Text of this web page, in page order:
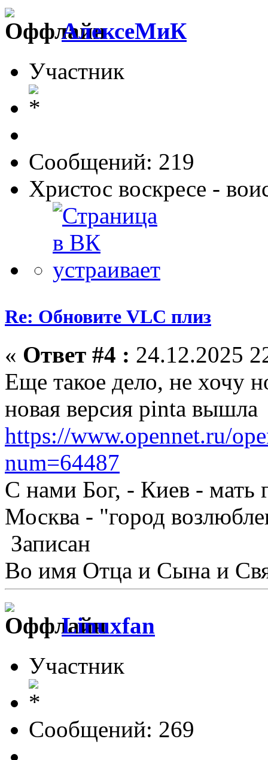
АлексеМиК
Участник
Сообщений: 219
Христос воскресе -
Re: Обновите VLC плиз
« Ответ #4 : 24.12.2025
Еще такое дело, не хочу
новая версия pinta вышла
https://www.opennet.ru/
num=64487
С нами Бог, - Киев - мать
Москва - "город
Записан
Во имя Отца и Сына и
Linuxfan
Участник
Сообщений: 269